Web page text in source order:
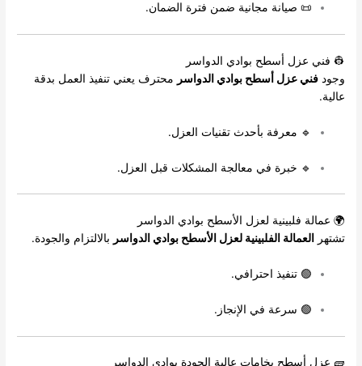
📜 صيانة مجانية ضمن فترة الضمان.
👷 فني عزل أسطح بوادي الدواسر
وجودفني عزل أسطح بوادي الدواسر محترف يعني تنفيذ العمل بدقة
عالية.
🔹 معرفة بأحدث تقنيات العزل.
🔹 خبرة في معالجة المشكلات قبل العزل.
🌍 عمالة فلبينية لعزل الأسطح بوادي الدواسر
تشتهر
العمالة الفلبينية لعزل الأسطح بوادي الدواسر بالالتزام والجودة.
🟢 تنفيذ احترافي.
🟢 سرعة في الإنجاز.
🧱 عزل أسطح بخامات عالية الجودة بوادي الدواسر